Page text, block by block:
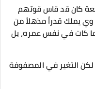
كان قد قاس قوتهم
يملك قدراً مذهلاً من
كات في نفس عمره، بل
التغير في المصفوفة